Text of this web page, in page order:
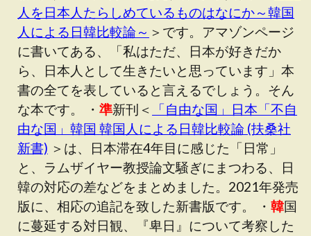
人を日本人たらしめているものはなにか～韓国
人による日韓比較論～ ＞です。アマゾンページ
に書いてある、「私はただ、日本が好きだか
ら、日本人として生きたいと思っています」本
書の全てを表していると言えるでしょう。そん
な本です。 ・ 準新刊＜
「自由な国」日本「不自
由な国」韓国 韓国人による日韓比較論 (扶桑社
新書) ＞は、日本滞在4年目に感じた「日常」
と、ラムザイヤー教授論文騒ぎにまつわる、日
韓の対応の差などをまとめました。2021年発売
版に、相応の追記を致した新書版です。 ・ 韓国
に蔓延する対日観、『卑日』について考察した